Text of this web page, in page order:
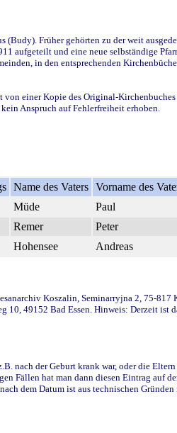
Früher gehörten zu der weit
aufgeteilt und eine neue selbständige
in den entsprechenden
einer Kopie des Original-
Anspruch auf Fehlerfreiheit erhoben.
Name des Vaters Vorname des
Müde Paul
Remer Peter
Hohensee Andreas
Koszalin, Seminarryjna 2, 75-817
49152 Bad Essen. Hinweis: Derzeit ist
nach der Geburt krank war, oder die
Fällen hat man dann diesen Eintrag auf
dem Datum ist aus technischen